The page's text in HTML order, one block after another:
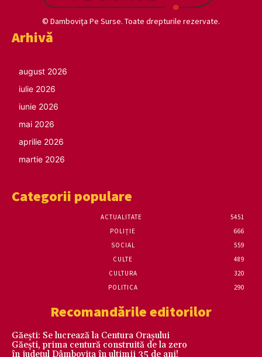
© Damboviţa Pe Surse. Toate drepturile rezervate.
Arhivă
august 2026
iulie 2026
iunie 2026
mai 2026
aprilie 2026
martie 2026
Categorii populare
ACTUALITATE
5451
POLIȚIE
666
SOCIAL
559
CULTE
489
CULTURA
320
POLITICA
290
Recomandările editorilor
Găești: Se lucrează la Centura Orașului
Găești, prima centură construită de la zero
în județul Dâmbovița în ultimii 35 de ani!